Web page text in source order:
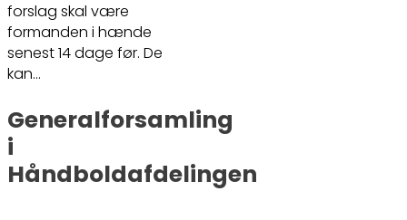
forslag skal være
formanden i hænde
senest 14 dage før. De
kan…
Generalforsamling
i
Håndboldafdelingen